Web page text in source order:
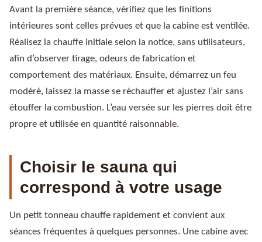
Avant la première séance, vérifiez que les finitions
intérieures sont celles prévues et que la cabine est ventilée.
Réalisez la chauffe initiale selon la notice, sans utilisateurs,
afin d’observer tirage, odeurs de fabrication et
comportement des matériaux. Ensuite, démarrez un feu
modéré, laissez la masse se réchauffer et ajustez l’air sans
étouffer la combustion. L’eau versée sur les pierres doit être
propre et utilisée en quantité raisonnable.
Choisir le sauna qui
correspond à votre usage
Un petit tonneau chauffe rapidement et convient aux
séances fréquentes à quelques personnes. Une cabine avec